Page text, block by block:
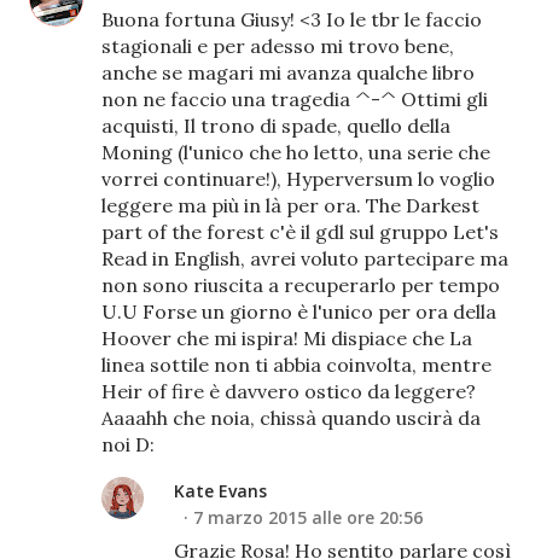
Buona fortuna Giusy! <3 Io le tbr le faccio
stagionali e per adesso mi trovo bene,
anche se magari mi avanza qualche libro
non ne faccio una tragedia ^-^ Ottimi gli
acquisti, Il trono di spade, quello della
Moning (l'unico che ho letto, una serie che
vorrei continuare!), Hyperversum lo voglio
leggere ma più in là per ora. The Darkest
part of the forest c'è il gdl sul gruppo Let's
Read in English, avrei voluto partecipare ma
non sono riuscita a recuperarlo per tempo
U.U Forse un giorno è l'unico per ora della
Hoover che mi ispira! Mi dispiace che La
linea sottile non ti abbia coinvolta, mentre
Heir of fire è davvero ostico da leggere?
Aaaahh che noia, chissà quando uscirà da
noi D:
Kate Evans
7 marzo 2015 alle ore 20:56
Grazie Rosa! Ho sentito parlare così